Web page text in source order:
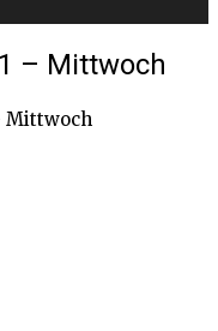
– Mittwoch